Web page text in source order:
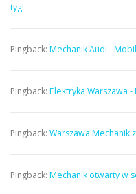
tyg!
Pingback: Mechanik Audi -
Pingback: Elektryka Warszawa
Pingback: Warszawa Mechanik
Pingback: Mechanik otwarty w